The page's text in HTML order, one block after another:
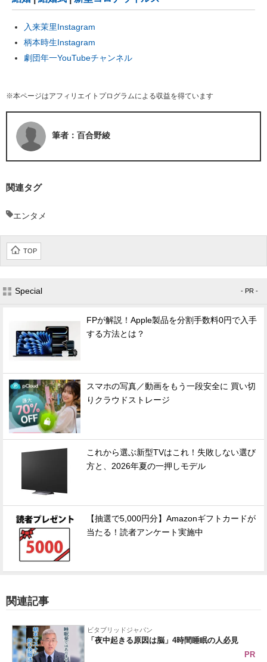
入来茉里Instagram
柄本時生Instagram
劇団年一YouTubeチャンネル
※本ページはアフィリエイトプログラムによる収益を得ています
筆者：百合野綾
関連タグ
エンタメ
TOP
Special - PR -
FPが解説！Apple製品を分割手数料0円で入手
する方法とは？
スマホの写真／動画をもう一段安全に 買い切
りクラウドストレージ
これから選ぶ新型TVはこれ！失敗しない選び
方と、2026年夏の一押しモデル
【抽選で5,000円分】Amazonギフトカードが
当たる！読者アンケート実施中
関連記事
ビタブリッドジャパン
「夜中起きる原因は脳」4時間睡眠の人必見
PR